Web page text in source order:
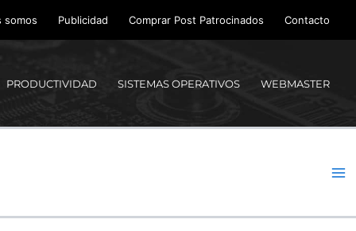
somos Publicidad Comprar Post Patrocinados Contacto
PRODUCTIVIDAD SISTEMAS OPERATIVOS WEBMASTER